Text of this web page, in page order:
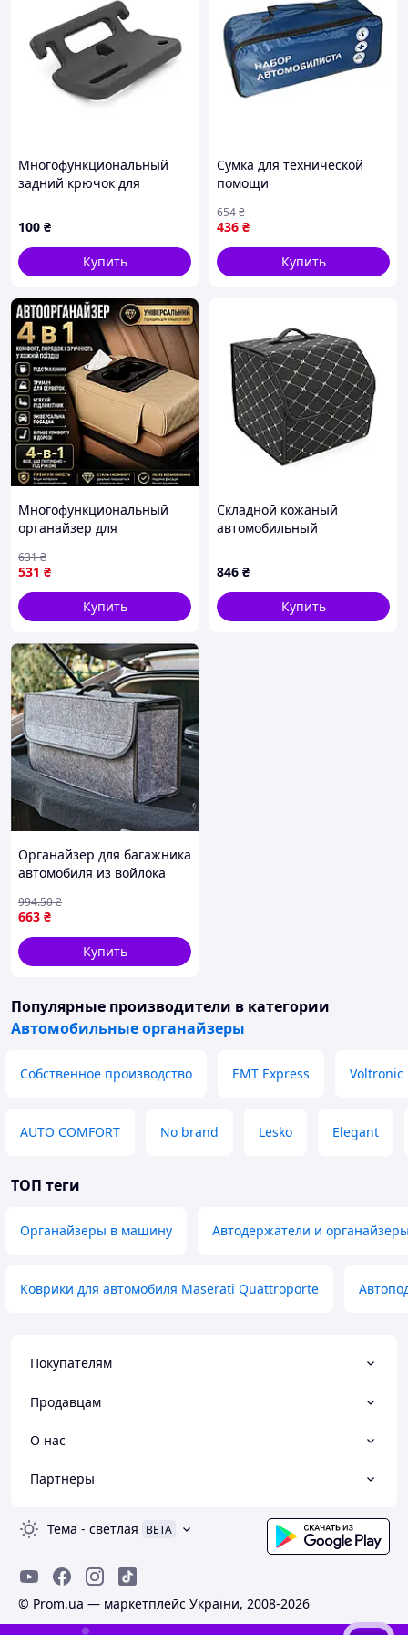
Многофункциональный
задний крючок для
автомобиля, Black
100 ₴
Купить
Сумка для технической
помощи
компактная для
автомобилистов и
активного отдыха FLAME
436 ₴
654₴
Купить
Многофункциональный
органайзер для
подставка для салфеток,
утолщенная накладка для
центрального
подлокотника
531 ₴
631₴
Купить
Складной кожаный
автомобильный
Black-Gold
846 ₴
Купить
Органайзер для багажника
автомобиля из войлока
вещей и аксессуаров
FLAME
663 ₴
994.50₴
Купить
Популярные производители в категории
Автомобильные органайзеры
Собственное производство EMT Express Voltronic
AUTO COMFORT No brand Lesko Elegant
ТОП теги
Органайзеры в машину Автодержатели и
Коврики для автомобиля Maserati Quattroporte
Покупателям
Продавцам
О нас
Партнеры
Тема - светлая BETA
© Prom.ua — маркетплейс України, 2008-2026